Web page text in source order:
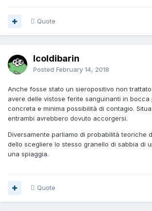
Quote
Icoldibarin
Posted February 14, 2018
Anche fosse stato un sieropositivo non
avere delle vistose ferite sanguinanti in bocca
concreta e minima possibilità di contagio.
entrambi avrebbero dovuto accorgersi.
Diversamente parliamo di probabilità teoriche
dello scegliere lo stesso granello di sabbia di
una spiaggia.
Quote